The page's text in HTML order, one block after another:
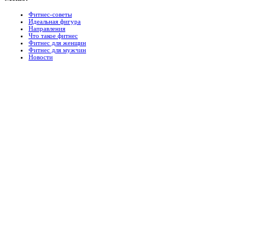
Фитнес-советы
Идеальная фигура
Направления
Что такое фитнес
Фитнес для женщин
Фитнес для мужчин
Новости